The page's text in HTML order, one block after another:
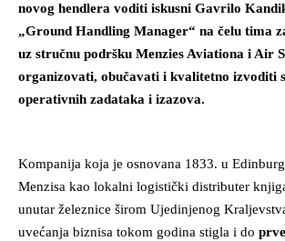
novog hendlera voditi iskusni Gavrilo
„Ground Handling Manager“ na čelu tima
uz stručnu podršku Menzies Aviationa i Air
organizovati, obučavati i kvalitetno izvoditi
operativnih zadataka i izazova.
Kompanija koja je osnovana 1833. u
Menzisa kao lokalni logistički distributer
unutar železnice širom Ujedinjenog
uvećanja biznisa tokom godina stigla i do